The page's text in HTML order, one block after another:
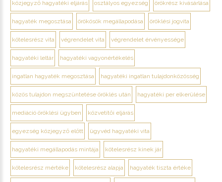
közjegyző hagyatéki eljárás osztályos egyezség örökrész kivásárlása
hagyaték megosztása örökösök megállapodása öröklési jogvita
kötelesrész vita végrendelet vita végrendelet érvényessége
hagyatéki leltár hagyatéki vagyonértékelés
ingatlan hagyaték megosztása hagyatéki ingatlan tulajdonközösség
közös tulajdon megszüntetése öröklés után hagyatéki per elkerülése
mediáció öröklési ügyben közvetítői eljárás
egyezség közjegyző előtt ügyvéd hagyatéki vita
hagyatéki megállapodás mintája kötelesrész kinek jár
kötelesrész mértéke kötelesrész alapja hagyaték tiszta értéke